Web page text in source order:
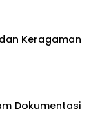
Keragaman
Dokumentasi